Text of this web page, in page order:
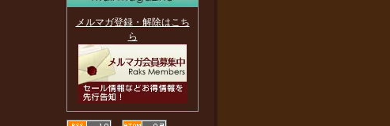
メルマガ登録・解除はこち
ら